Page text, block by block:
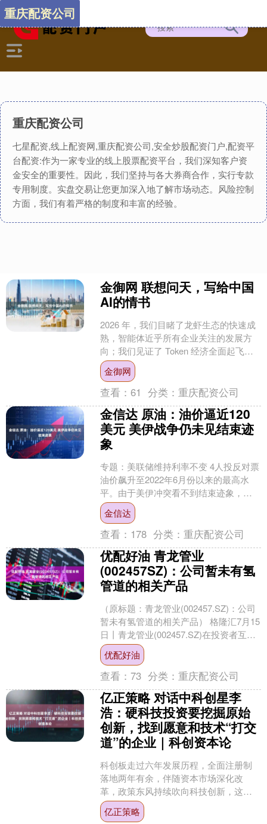
重庆配资公司
七星配资,线上配资网,重庆配资公司,安全炒股配资门户,配资平
台配资:作为一家专业的线上股票配资平台，我们深知客户资
金安全的重要性。因此，我们坚持与各大券商合作，实行专款
专用制度。实盘交易让您更加深入地了解市场动态。风险控制
方面，我们有着严格的制度和丰富的经验。
重庆配资公司
金御网 联想问天，写给中国
AI的情书
2026 年，我们目睹了龙虾生态的快速成
熟，智能体近乎所有企业关注的发展方
向；我们见证了 Token 经济全面起飞。
随着中文译名的确定，词元真正成了同
能源、资金....
金御网
查看：61 分类：重庆配资公司
金信达 原油：油价逼近120
美元 美伊战争仍未见结束迹
象
专题：美联储维持利率不变 4人投反对票
油价飙升至2022年6月份以来的最高水
平。由于美伊冲突看不到结束迹象，经
霍尔木兹海峡的能源流动仍然受阻，市
场对全球供应缓....
金信达
查看： 178 分类：重庆配资公司
优配好油 青龙管业
(002457SZ)：公司暂未有氢
管道的相关产品
（原标题：青龙管业(002457.SZ)：公司
暂未有氢管道的相关产品） 格隆汇7月15
日丨青龙管业(002457.SZ)在投资者互动
平台表示，氢管道一直是公司跟....
优配好油
查看：73 分类：重庆配资公司
亿正策略 对话中科创星李
浩：硬科技投资要挖掘原始
创新，找到愿意和技术“打交
道”的企业｜科创资本论
科创板走过六年发展历程，全面注册制
落地两年有余，伴随资本市场深化改
革，政策东风持续吹向科技创新，这让
专注硬科技投资的PE/VC迎来更多机遇。
我们感觉到，资本市....
亿正策略